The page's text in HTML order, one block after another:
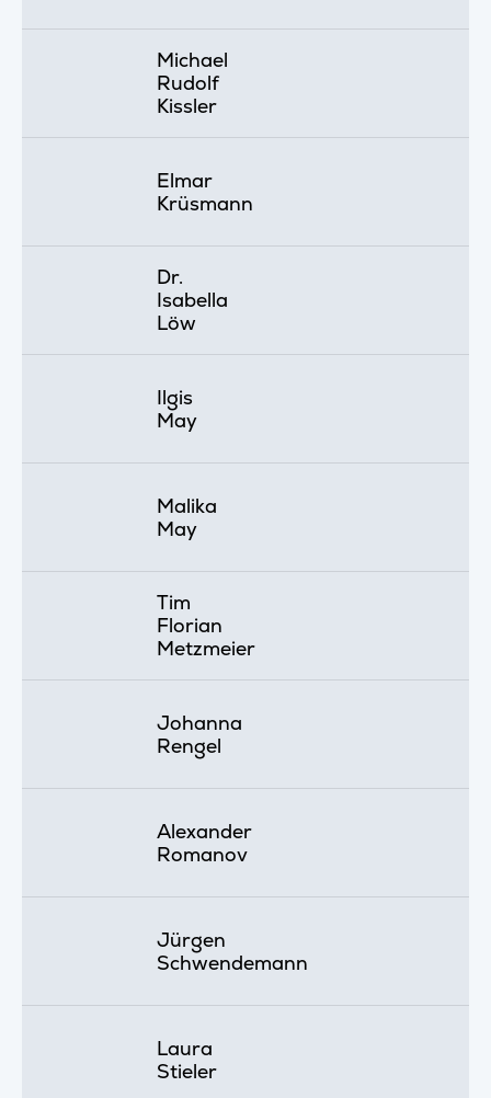
Michael
Rudolf
Kissler
Elmar
Krüsmann
Dr.
Isabella
Löw
Ilgis
May
Malika
May
Tim
Florian
Metzmeier
Johanna
Rengel
Alexander
Romanov
Jürgen
Schwendemann
Laura
Stieler